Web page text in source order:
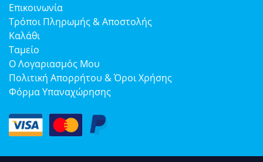
Επικοινωνία
Τρόποι Πληρωμής & Αποστολής
Καλάθι
Ταμείο
Ο Λογαριασμός Μου
Πολιτική Απορρήτου & Όροι Χρήσης
Φόρμα Υπαναχώρησης